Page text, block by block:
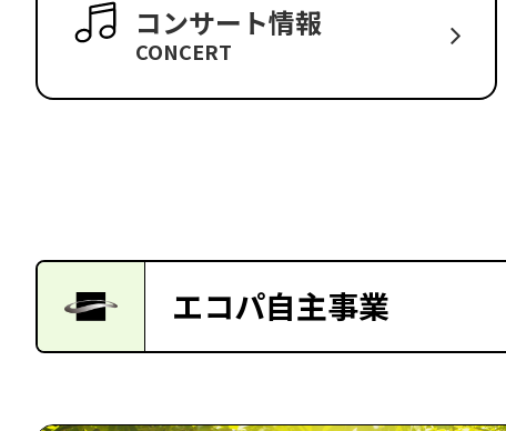
コンサート情報
CONCERT
エコパ自主事業